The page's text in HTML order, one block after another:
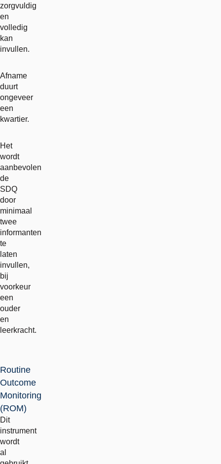
zorgvuldig
en
volledig
kan
invullen.
Afname
duurt
ongeveer
een
kwartier.
Het
wordt
aanbevolen
de
SDQ
door
minimaal
twee
informanten
te
laten
invullen,
bij
voorkeur
een
ouder
en
leerkracht.
Routine
Outcome
Monitoring
(ROM)
Dit
instrument
wordt
al